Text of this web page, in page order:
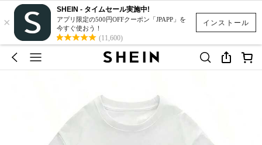
インストール
×
SHEIN - タイムセール実施中!
アプリ限定の500円OFFクーポン「JPAPP」を
今すぐ使おう！
(11,600)